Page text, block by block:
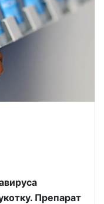
Препарат